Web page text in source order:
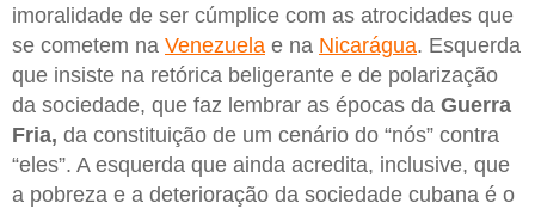
imoralidade de ser cúmplice com as atrocidades que
se cometem na Venezuela e na Nicarágua. Esquerda
que insiste na retórica beligerante e de polarização
da sociedade, que faz lembrar as épocas da Guerra
Fria, da constituição de um cenário do “nós” contra
“eles”. A esquerda que ainda acredita, inclusive, que
a pobreza e a deterioração da sociedade cubana é o